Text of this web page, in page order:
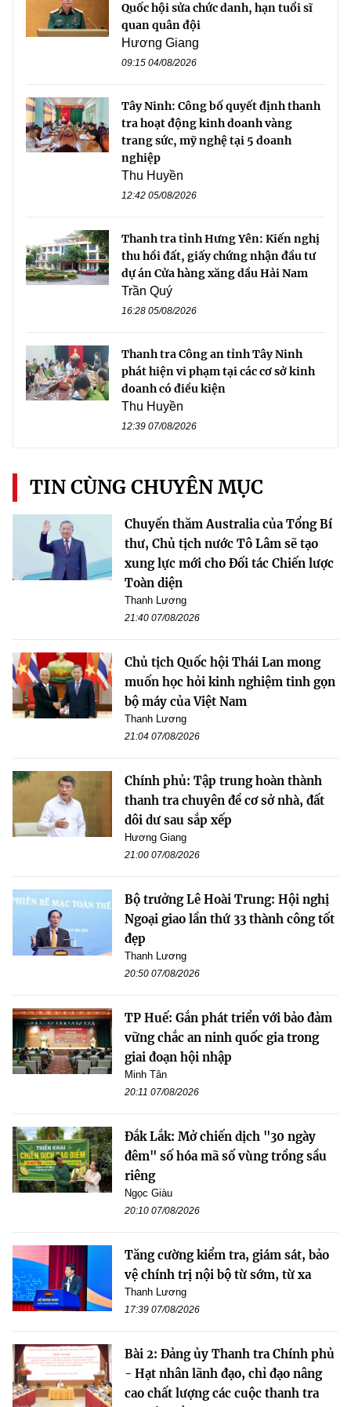
Quốc hội sửa chức danh, hạn tuổi sĩ
quan quân đội
Hương Giang
09:15 04/08/2026
Tây Ninh: Công bố quyết định thanh
tra hoạt động kinh doanh vàng
trang sức, mỹ nghệ tại 5 doanh
nghiệp
Thu Huyền
12:42 05/08/2026
Thanh tra tỉnh Hưng Yên: Kiến nghị
thu hồi đất, giấy chứng nhận đầu tư
dự án Cửa hàng xăng dầu Hải Nam
Trần Quý
16:28 05/08/2026
Thanh tra Công an tỉnh Tây Ninh
phát hiện vi phạm tại các cơ sở kinh
doanh có điều kiện
Thu Huyền
12:39 07/08/2026
TIN CÙNG CHUYÊN MỤC
Chuyến thăm Australia của Tổng Bí
thư, Chủ tịch nước Tô Lâm sẽ tạo
xung lực mới cho Đối tác Chiến lược
Toàn diện
Thanh Lương
21:40 07/08/2026
Chủ tịch Quốc hội Thái Lan mong
muốn học hỏi kinh nghiệm tinh gọn
bộ máy của Việt Nam
Thanh Lương
21:04 07/08/2026
Chính phủ: Tập trung hoàn thành
thanh tra chuyên đề cơ sở nhà, đất
dôi dư sau sắp xếp
Hương Giang
21:00 07/08/2026
Bộ trưởng Lê Hoài Trung: Hội nghị
Ngoại giao lần thứ 33 thành công tốt
đẹp
Thanh Lương
20:50 07/08/2026
TP Huế: Gắn phát triển với bảo đảm
vững chắc an ninh quốc gia trong
giai đoạn hội nhập
Minh Tân
20:11 07/08/2026
Đắk Lắk: Mở chiến dịch "30 ngày
đêm" số hóa mã số vùng trồng sầu
riêng
Ngọc Giàu
20:10 07/08/2026
Tăng cường kiểm tra, giám sát, bảo
vệ chính trị nội bộ từ sớm, từ xa
Thanh Lương
17:39 07/08/2026
Bài 2: Đảng ủy Thanh tra Chính phủ
- Hạt nhân lãnh đạo, chỉ đạo nâng
cao chất lượng các cuộc thanh tra